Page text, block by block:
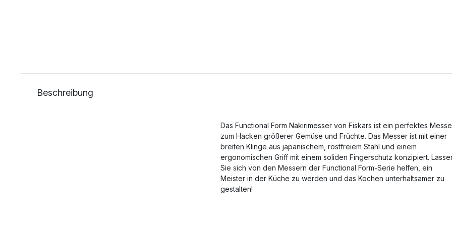
Beschreibung
Das Functional Form Nakirimesser von Fiskars ist ein perfektes
zum Hacken größerer Gemüse und Früchte. Das Messer ist mit einer
breiten Klinge aus japanischem, rostfreiem Stahl und einem
ergonomischen Griff mit einem soliden Fingerschutz konzipiert.
Sie sich von den Messern der Functional Form-Serie helfen, ein
Meister in der Küche zu werden und das Kochen unterhaltsamer zu
gestalten!